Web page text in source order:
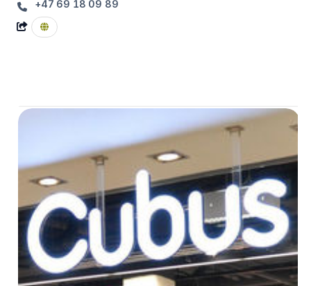
+47 69 18 09 89